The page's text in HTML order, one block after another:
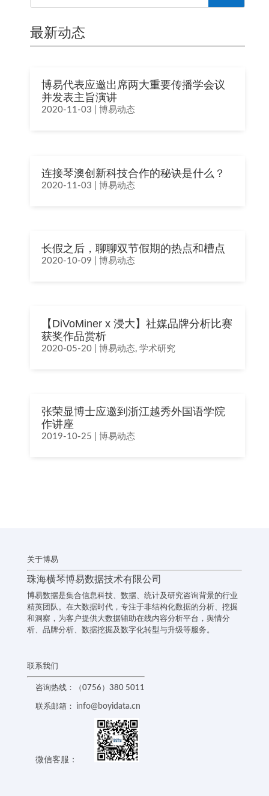
最新动态
博易代表应邀出席两大重要传播学会议
并发表主旨演讲
2020-11-03 博易动态
连接琴澳创新科技合作的秘诀是什么？
2020-11-03 博易动态
长假之后，聊聊双节假期的热点和槽点
2020-10-09 博易动态
【DiVoMiner x 浸大】社媒品牌分析比赛
获奖作品赏析
2020-05-20| 博易动态, 学术研究
张荣显博士应邀到浙江越秀外国语学院
作讲座
2019-10-25 博易动态
关于博易
珠海横琴博易数据技术有限公司
博易数据是集合信息科技、数据、统计及研究咨询背景的行业
精英团队。在大数据时代，专注于非结构化数据的分析、挖掘
和洞察，为客户提供大数据辅助在线内容分析平台，舆情分
析、品牌分析、数据挖掘及数字化转型与升级等服务。
联系我们
咨询热线：（0756）380 5011
联系邮箱： info@boyidata.cn
微信客服：